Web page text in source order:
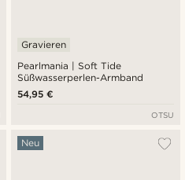
Pearlmania | Soft Tide
Süßwasserperlen-Armband
Gravieren
54,95 €
OTSU
Neu